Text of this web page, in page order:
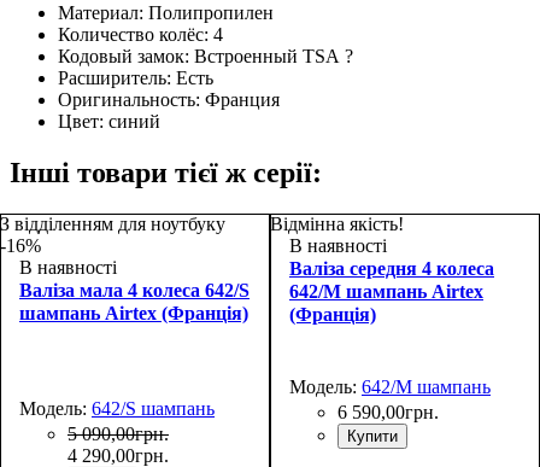
Материал: Полипропилен
Количество колёс: 4
Кодовый замок: Встроенный TSA ?
Расширитель: Есть
Оригинальность: Франция
Цвет: синий
Інші товари тієї ж серії:
З відділенням для ноутбуку
-16%
В наявності
Валіза мала 4 колеса 642/S
шампань Airtex (Франція)
Модель: 642/S шампань
5 090,00грн.
4 290,00грн.
Відмінна якість!
В наявності
Валіза середня 4 колеса
642/M шампань Airtex
(Франція)
Модель: 642/M шампань
6 590,00грн.
Купити